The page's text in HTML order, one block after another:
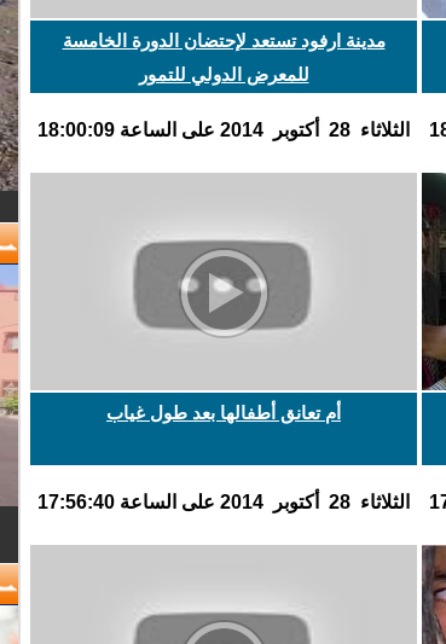
مدينة ارفود تستعد لإحتضان الدورة الخامسة
للمعرض الدولي للتمور
الثلاثاء 28 أكتوبر 2014 على الساعة 18:00:09
أم تعانق أطفالها بعد طول غياب
الثلاثاء 28 أكتوبر 2014 على الساعة 17:56:40